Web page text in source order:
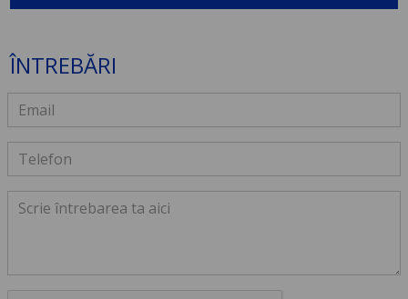
ÎNTREBĂRI